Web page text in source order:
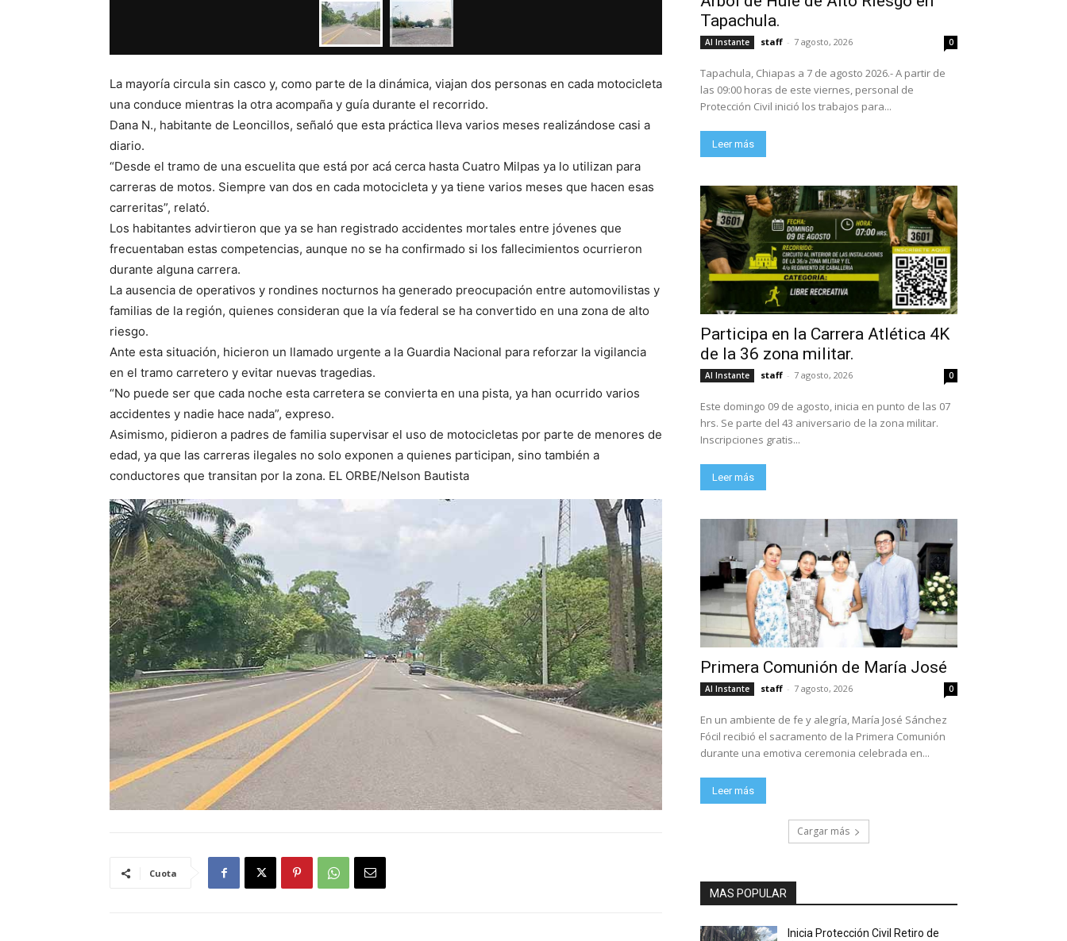
La mayoría circula sin casco y, como parte de la dinámica, viajan dos personas en cada motocicleta
una conduce mientras la otra acompaña y guía durante el recorrido.
Dana N., habitante de Leoncillos, señaló que esta práctica lleva varios meses realizándose casi a
diario.
“Desde el tramo de una escuelita que está por acá cerca hasta Cuatro Milpas ya lo utilizan para
carreras de motos. Siempre van dos en cada motocicleta y ya tiene varios meses que hacen esas
carreritas”, relató.
Los habitantes advirtieron que ya se han registrado accidentes mortales entre jóvenes que
frecuentaban estas competencias, aunque no se ha confirmado si los fallecimientos ocurrieron
durante alguna carrera.
La ausencia de operativos y rondines nocturnos ha generado preocupación entre automovilistas y
familias de la región, quienes consideran que la vía federal se ha convertido en una zona de alto
riesgo.
Ante esta situación, hicieron un llamado urgente a la Guardia Nacional para reforzar la vigilancia
en el tramo carretero y evitar nuevas tragedias.
“No puede ser que cada noche esta carretera se convierta en una pista, ya han ocurrido varios
accidentes y nadie hace nada”, expreso.
Asimismo, pidieron a padres de familia supervisar el uso de motocicletas por parte de menores de
edad, ya que las carreras ilegales no solo exponen a quienes participan, sino también a
conductores que transitan por la zona. EL ORBE/Nelson Bautista
Cuota
Tapachula.
Al Instante staff - 7 agosto, 2026 0
Tapachula, Chiapas a 7 de agosto 2026.- A partir de
las 09:00 horas de este viernes, personal de
Protección Civil inició los trabajos para...
Leer más
Participa en la Carrera Atlética 4K
de la 36 zona militar.
Al Instante staff - 7 agosto, 2026 0
Este domingo 09 de agosto, inicia en punto de las 07
hrs. Se parte del 43 aniversario de la zona militar.
Inscripciones gratis...
Leer más
Primera Comunión de María José
Al Instante staff - 7 agosto, 2026 0
En un ambiente de fe y alegría, María José Sánchez
Fócil recibió el sacramento de la Primera Comunión
durante una emotiva ceremonia celebrada en...
Leer más
Cargar más
MAS POPULAR
Inicia Protección Civil Retiro de